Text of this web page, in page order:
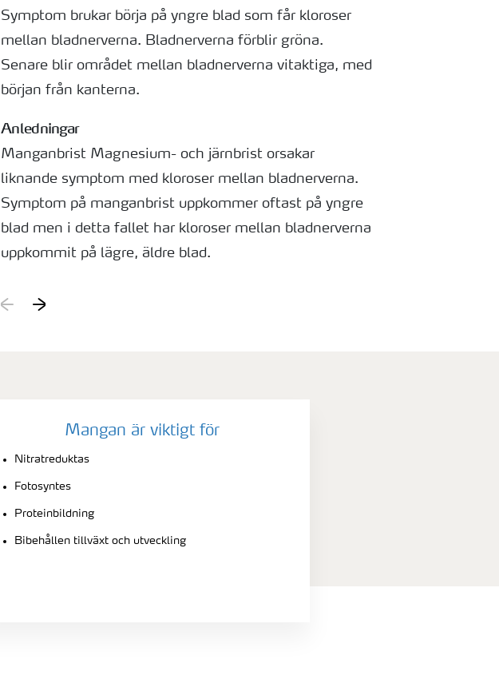
Symptom brukar börja på yngre blad som får kloroser
mellan bladnerverna. Bladnerverna förblir gröna.
Senare blir området mellan bladnerverna vitaktiga, med
början från kanterna.
Anledningar
Manganbrist Magnesium- och järnbrist orsakar
liknande symptom med kloroser mellan bladnerverna.
Symptom på manganbrist uppkommer oftast på yngre
blad men i detta fallet har kloroser mellan bladnerverna
uppkommit på lägre, äldre blad.
Mangan är viktigt för
Nitratreduktas
Fotosyntes
Proteinbildning
Bibehållen tillväxt och utveckling